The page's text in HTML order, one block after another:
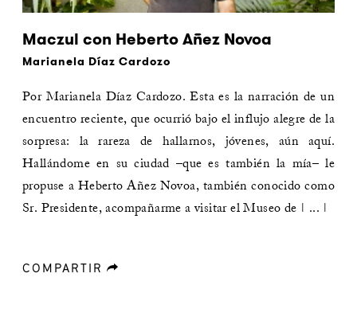
Maczul con Heberto Añez Novoa
Marianela Díaz Cardozo
Por Marianela Díaz Cardozo. Esta es la narración de un
encuentro reciente, que ocurrió bajo el influjo alegre de la
sorpresa: la rareza de hallarnos, jóvenes, aún aquí.
Hallándome en su ciudad –que es también la mía– le
propuse a Heberto Añez Novoa, también conocido como
Sr. Presidente, acompañarme a visitar el Museo de | ... |
COMPARTIR forward